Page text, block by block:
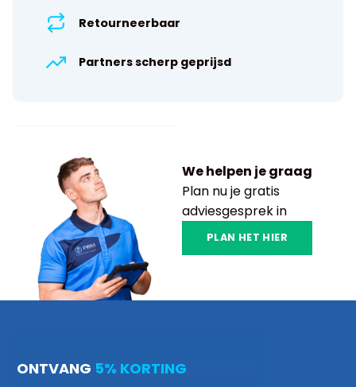
We helpen je graag
Plan nu je gratis
adviesgesprek in
PLAN HET HIER
Retourneerbaar
Partners scherp geprijsd
ONTVANG 5% KORTING